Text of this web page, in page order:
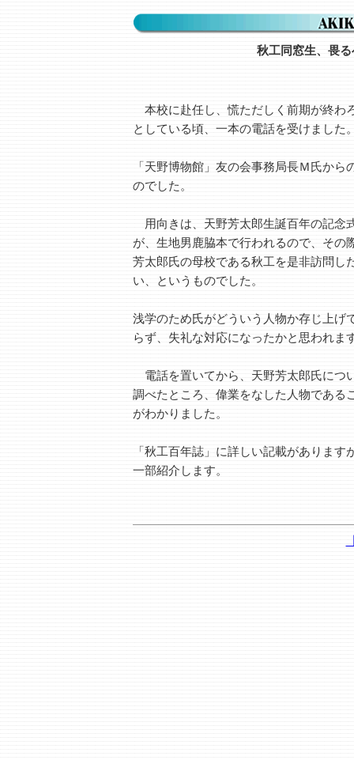
秋工同窓生、畏
本校に赴任し、慌ただしく前期が終わ
としている頃、一本の電話を受けました
「天野博物館」友の会事務局長Ｍ氏から
のでした。
用向きは、天野芳太郎生誕百年の記念
が、生地男鹿脇本で行われるので、その
芳太郎氏の母校である秋工を是非訪問し
い、というものでした。
浅学のため氏がどういう人物か存じ上げ
らず、失礼な対応になったかと思われま
電話を置いてから、天野芳太郎氏につ
調べたところ、偉業をなした人物である
がわかりました。
「秋工百年誌」に詳しい記載があります
一部紹介します。